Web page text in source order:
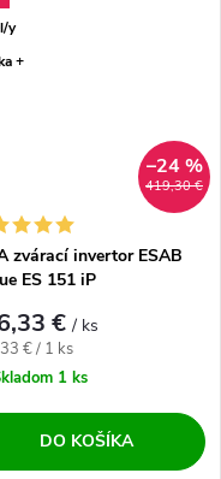
y
+
419,30 €
–24 %
zvárací invertor ESAB
ES 151 iP
€/ ks
cena:
€ / 1 ks
1 ks
DO KOŠÍKA